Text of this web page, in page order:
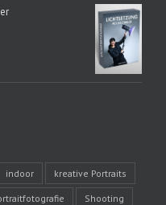
indoor kreative Portraits
Shooting